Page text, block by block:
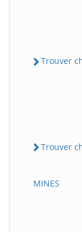
Trouver
Trouver
MINES